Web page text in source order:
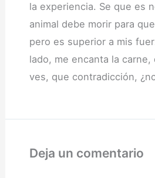
la experiencia. Se que es
animal debe morir para
pero es superior a mis
lado, me encanta la
ves, que contradicción,
Deja un comentario